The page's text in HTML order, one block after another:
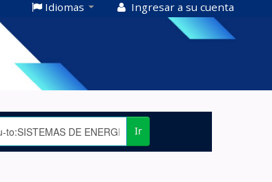
Idiomas Ingresar a su cuenta
Ir